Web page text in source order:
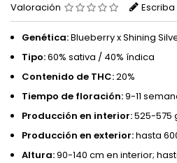
Valoración
Genética:Blueberry x Shining
Tipo:60% sativa / 40% índica
Contenido de THC:20%
Tiempo de floración:9-11
Producción en interior:525-575
Producción en exterior:hasta
Altura:90-140 cm en interior;